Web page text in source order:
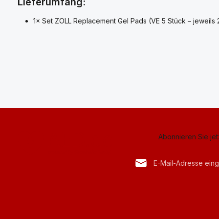
1× Set ZOLL Replacement Gel Pads (VE 5 Stück – jeweils
Abonnieren Sie